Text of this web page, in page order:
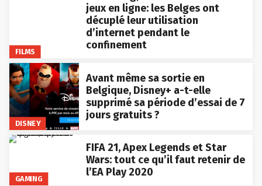
FILMS
jeux en ligne: les Belges ont
décuplé leur utilisation
d’internet pendant le
confinement
DISNEY
Avant même sa sortie en
Belgique, Disney+ a-t-elle
supprimé sa période d’essai de 7
jours gratuits ?
GAMING
FIFA 21, Apex Legends et Star
Wars: tout ce qu’il faut retenir de
l’EA Play 2020